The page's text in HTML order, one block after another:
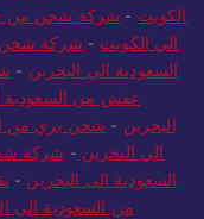
الكويت - شركة شحن من
الي الكويت - شركة شحن
السعودية الي البحرين -
عفش من السعودية
البحرين - شحن بري من
الي البحرين - شركة
السعودية الى البحرين -
من السعودية الي